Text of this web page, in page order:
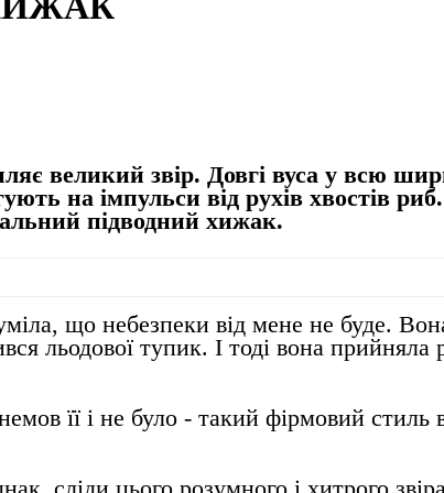
великий звір. Довгі вуса у всю
на імпульси від рухів хвостів
підводний хижак.
що небезпеки від мене не буде.
льодової тупик. І тоді вона прийняла
її і не було - такий фірмовий стиль